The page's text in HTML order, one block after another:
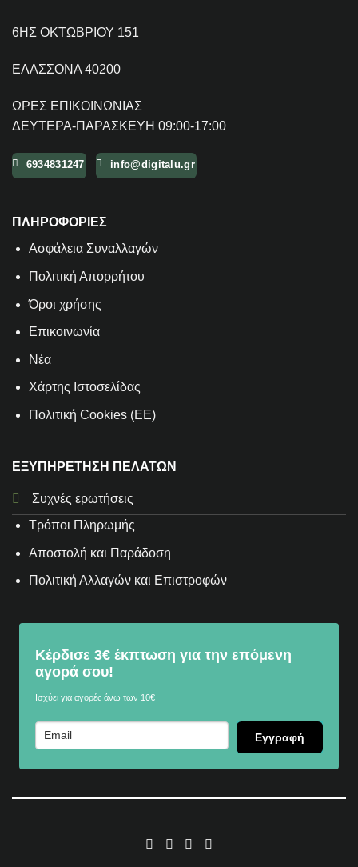
6ΗΣ ΟΚΤΩΒΡΙΟΥ 151
ΕΛΑΣΣΟΝΑ 40200
ΩΡΕΣ ΕΠΙΚΟΙΝΩΝΙΑΣ
ΔΕΥΤΕΡΑ-ΠΑΡΑΣΚΕΥΗ 09:00-17:00
6934831247 info@digitalu.gr
ΠΛΗΡΟΦΟΡΙΕΣ
Aσφάλεια Συναλλαγών
Πολιτική Απορρήτου
Όροι χρήσης
Επικοινωνία
Νέα
Χάρτης Ιστοσελίδας
Πολιτική Cookies (ΕΕ)
ΕΞΥΠΗΡΕΤΗΣΗ ΠΕΛΑΤΩΝ
Συχνές ερωτήσεις
Τρόποι Πληρωμής
Αποστολή και Παράδοση
Πολιτική Αλλαγών και Επιστροφών
Κέρδισε 3€ έκπτωση για την επόμενη
αγορά σου!
Ισχύει για αγορές άνω των 10€
Εγγραφή